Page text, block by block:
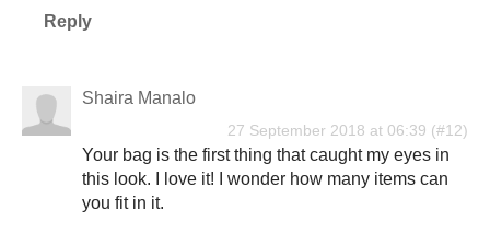
Reply
Shaira Manalo
27 September 2018 at 06:39
Your bag is the first thing that caught my eyes in
this look. I love it! I wonder how many items can
you fit in it.